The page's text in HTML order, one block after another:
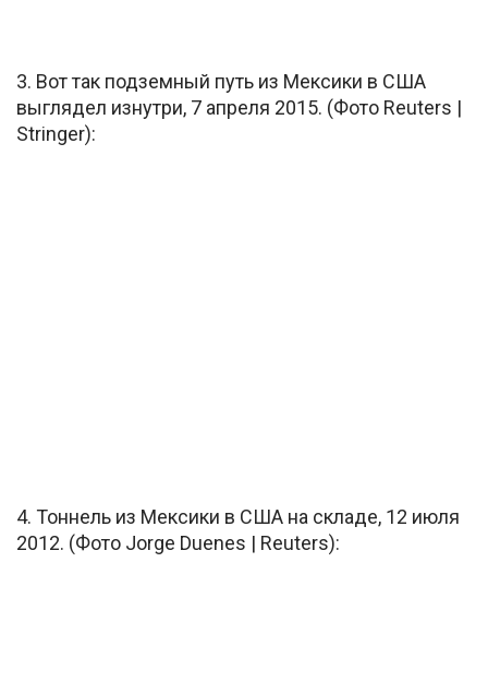
3. Вот так подземный путь из Мексики в США
выглядел изнутри, 7 апреля 2015. (Фото Reuters |
Stringer):
4. Тоннель из Мексики в США на складе, 12 июля
2012. (Фото Jorge Duenes | Reuters):